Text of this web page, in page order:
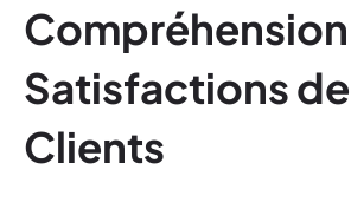
Satisfactions
Clients